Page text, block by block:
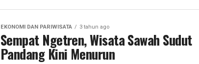
EKONOMI DAN PARIWISATA 3 tahun ago
Sempat Ngetren, Wisata Sawah Sudut
Pandang Kini Menurun